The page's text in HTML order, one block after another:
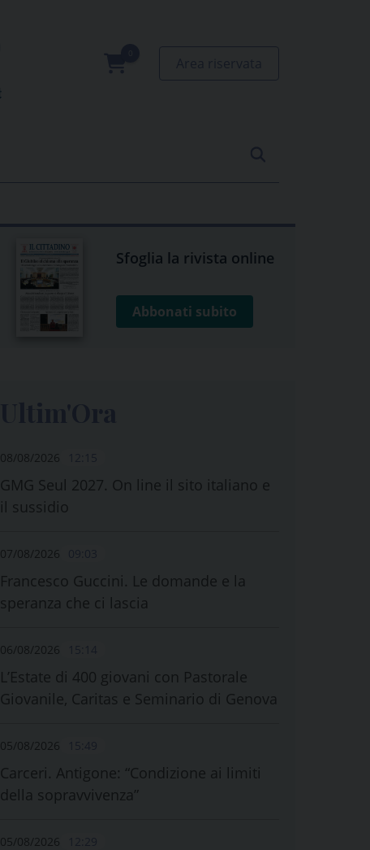
Sfoglia la rivista online
Abbonati subito
08/08/2026
GMG Seul 2027. On line il sito italiano e
il sussidio
07/08/2026
Francesco Guccini. Le domande e la
speranza che ci lascia
06/08/2026
L’Estate di 400 giovani con Pastorale
Giovanile, Caritas e Seminario di Genova
05/08/2026
Carceri. Antigone: “Condizione ai limiti
della sopravvivenza”
05/08/2026